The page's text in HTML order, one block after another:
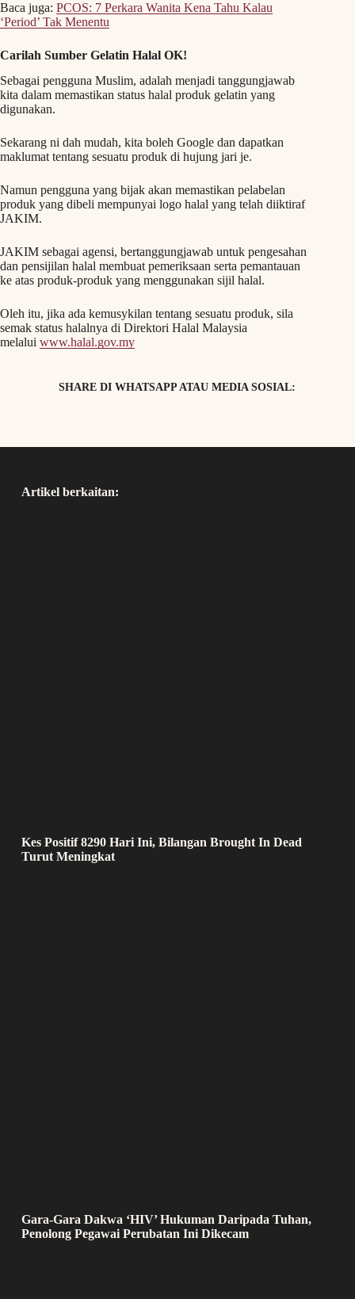
Baca juga: PCOS: 7 Perkara Wanita Kena Tahu Kalau
‘Period’ Tak Menentu
Carilah Sumber Gelatin Halal OK!
Sebagai pengguna Muslim, adalah menjadi tanggungjawab
kita dalam memastikan status halal produk gelatin yang
digunakan.
Sekarang ni dah mudah, kita boleh Google dan dapatkan
maklumat tentang sesuatu produk di hujung jari je.
Namun pengguna yang bijak akan memastikan pelabelan
produk yang dibeli mempunyai logo halal yang telah diiktiraf
JAKIM.
JAKIM sebagai agensi, bertanggungjawab untuk pengesahan
dan pensijilan halal membuat pemeriksaan serta pemantauan
ke atas produk-produk yang menggunakan sijil halal.
Oleh itu, jika ada kemusykilan tentang sesuatu produk, sila
semak status halalnya di Direktori Halal Malaysia
melalui www.halal.gov.my
SHARE DI WHATSAPP ATAU MEDIA SOSIAL:
Artikel berkaitan:
Kes Positif 8290 Hari Ini, Bilangan Brought In Dead
Turut Meningkat
Gara-Gara Dakwa ‘HIV’ Hukuman Daripada Tuhan,
Penolong Pegawai Perubatan Ini Dikecam